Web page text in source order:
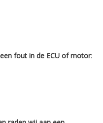
fout in de ECU of motor: